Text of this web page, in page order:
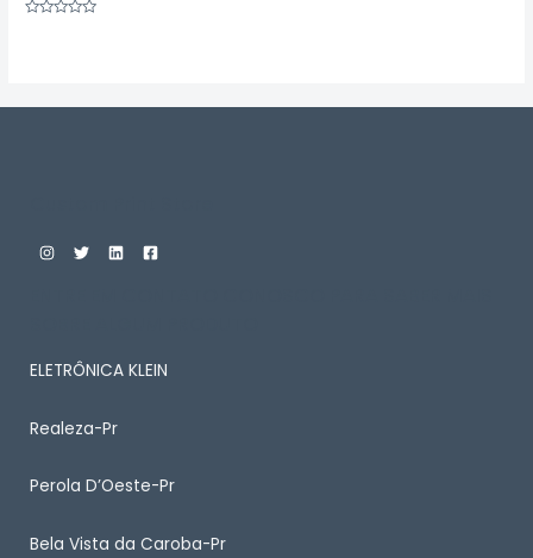
ELETRÔNICA KLEIN
Realeza-Pr
Perola D’Oeste-Pr
Bela Vista da Caroba-Pr